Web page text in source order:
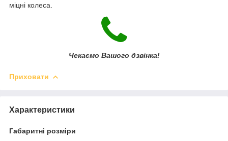
міцні колеса.
Чекаємо Вашого дзвінка!
Приховати
Характеристики
Габаритні розміри